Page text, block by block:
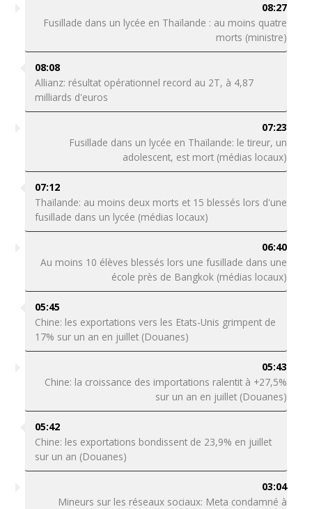
08:27
Fusillade dans un lycée en Thaïlande : au moins quatre
morts (ministre)
08:08
Allianz: résultat opérationnel record au 2T, à 4,87
milliards d'euros
07:23
Fusillade dans un lycée en Thaïlande: le tireur, un
adolescent, est mort (médias locaux)
07:12
Thaïlande: au moins deux morts et 15 blessés lors d'une
fusillade dans un lycée (médias locaux)
06:40
Au moins 10 élèves blessés lors une fusillade dans une
école près de Bangkok (médias locaux)
05:45
Chine: les exportations vers les Etats-Unis grimpent de
17% sur un an en juillet (Douanes)
05:43
Chine: la croissance des importations ralentit à +27,5%
sur un an en juillet (Douanes)
05:42
Chine: les exportations bondissent de 23,9% en juillet
sur un an (Douanes)
03:04
Mineurs sur les réseaux sociaux: Meta condamné à